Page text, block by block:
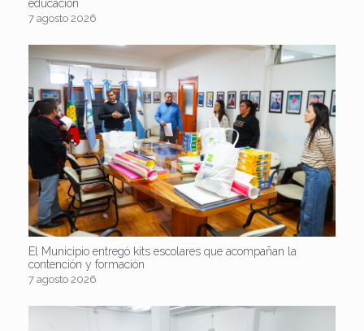
educación
7 agosto 2026
El Municipio entregó kits escolares que acompañan la
contención y formación
7 agosto 2026